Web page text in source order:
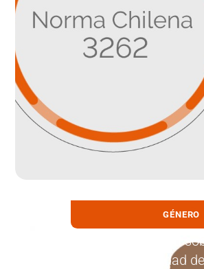
GÉNERO
21 abril, 2026
UDLA presenta su Política
de la Convivencia, Equidad de